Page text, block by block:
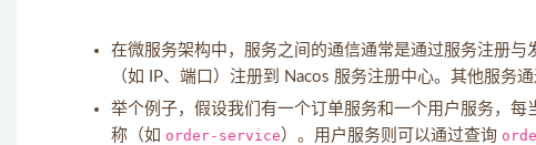
在微服务架构中，服务之间的通信通常是通过服务注册
（如 IP、端口）注册到 Nacos 服务注册中心。其他服务
举个例子，假设我们有一个订单服务和一个用户服务，
称（如 order-service）。用户服务则可以通过查询